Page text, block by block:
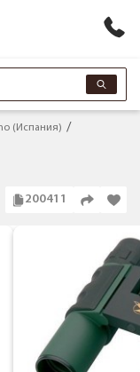
(Испания)
200411